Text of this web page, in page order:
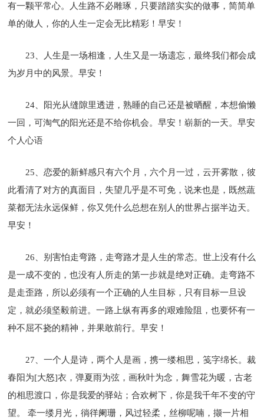
有一颗平常心。人生路不必雕琢，只要踏踏实实的做事，简简单
单的做人，你的人生一定会无比精彩！早安！
23、人生是一场相逢，人生又是一场遗忘，最终我们都会成
为岁月中的风景。早安！
24、阳光从缝隙里透进，熟睡的自己还是被晒醒，本想偷懒
一回，可淘气的阳光还是不给你机会。早安！崭新的一天。早安
个人心语
25、恋爱的新鲜感只有六个月，六个月一过，云开雾散，彼
此看清了对方的真面目，失望几乎是不可免，说来也是，既然蔬
菜都无法永远保鲜，你又凭什么总想在别人的世界占据半边天。
早安！
26、别害怕走弯路，走弯路才是人生的常态。世上没有什么
是一成不变的，也没有人所走的第一步就是绝对正确。走弯路不
是走歪路，所以必须有一个正确的人生目标，只有目标一旦设
定，就必须坚毅前进。一路上纵有再多的艰难险阻，也要怀有一
种不屈不挠的精神，并果敢前行。早安！
27、一个人是诗，两个人是画，携一缕相思，笺字绵长。裁
春阳为[大怒]衣，弹夏雨为弦，画秋叶为念，舞雪花为暖，古老
的相思渡口，你是我爱的驿站；合欢树下，你是我千年不变的守
望。 牵一缕月光，徜徉阑珊，风过轻柔，丝柳呢喃，撷一片相